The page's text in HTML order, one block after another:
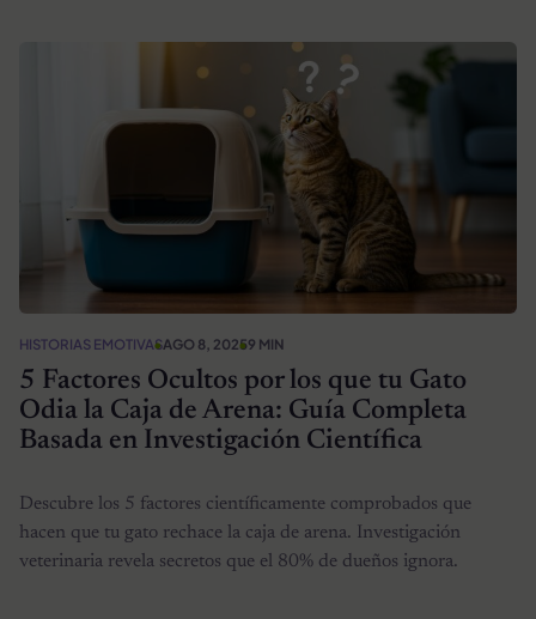
HISTORIAS EMOTIVASAGO 8, 20259 MIN
5 Factores Ocultos por los que tu Gato
Odia la Caja de Arena: Guía Completa
Basada en Investigación Científica
Descubre los 5 factores científicamente comprobados que
hacen que tu gato rechace la caja de arena. Investigación
veterinaria revela secretos que el 80% de dueños ignora.